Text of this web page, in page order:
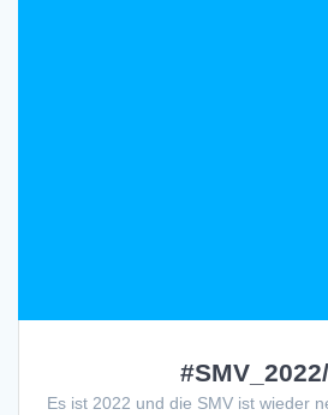
Es ist 2022 und die SMV ist wieder